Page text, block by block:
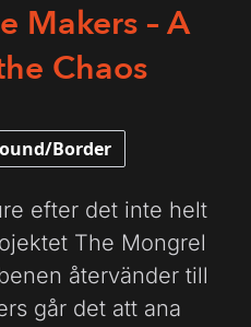
Makers – A
Chaos
Border
efter det inte helt
The Mongrel
återvänder till
går det att ana